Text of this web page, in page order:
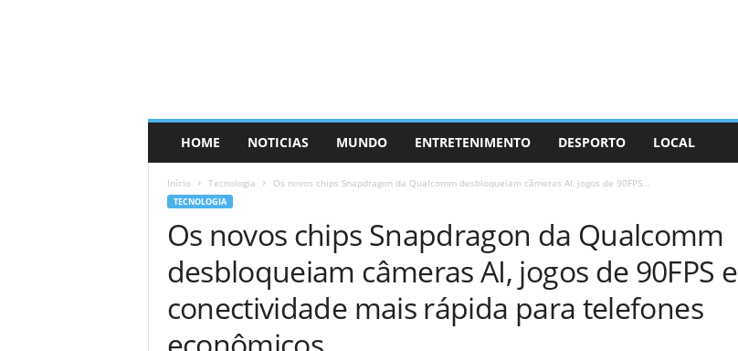
HOME NOTICIAS MUNDO ENTRETENIMENTO DESPORTO LOCAL
Início Tecnologia Os novos chips Snapdragon da Qualcomm desbloqueiam câmeras AI, jogos de 90FPS...
TECNOLOGIA
Os novos chips Snapdragon da Qualcomm
desbloqueiam câmeras AI, jogos de 90FPS e
conectividade mais rápida para telefones